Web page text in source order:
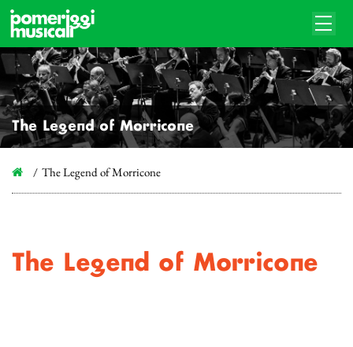
The Legend of Morricone
The Legend of Morricone
The Legend of Morricone